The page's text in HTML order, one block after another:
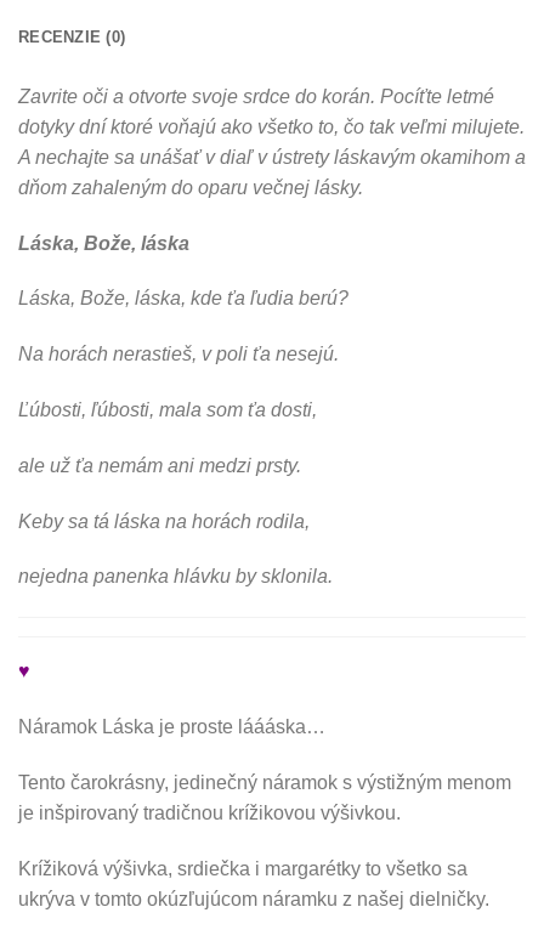
RECENZIE (0)
Zavrite oči a otvorte svoje srdce do korán. Pocíťte letmé
dotyky dní ktoré voňajú ako všetko to, čo tak veľmi milujete.
A nechajte sa unášať v diaľ v ústrety láskavým okamihom a
dňom zahaleným do oparu večnej lásky.
Láska, Bože, láska
Láska, Bože, láska, kde ťa ľudia berú?
Na horách nerastieš, v poli ťa nesejú.
Ľúbosti, ľúbosti, mala som ťa dosti,
ale už ťa nemám ani medzi prsty.
Keby sa tá láska na horách rodila,
nejedna panenka hlávku by sklonila.
♥
Náramok Láska je proste láááska…
Tento čarokrásny, jedinečný náramok s výstižným menom
je inšpirovaný tradičnou krížikovou výšivkou.
Krížiková výšivka, srdiečka i margarétky to všetko sa
ukrýva v tomto okúzľujúcom náramku z našej dielničky.